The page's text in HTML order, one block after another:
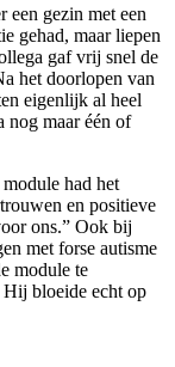
een gezin met een
gehad, maar liepen
gaf vrij snel de
het doorlopen van
eigenlijk al heel
nog maar één of
had het
en positieve
ons.” Ook bij
met forse autisme
module te
bloeide echt op